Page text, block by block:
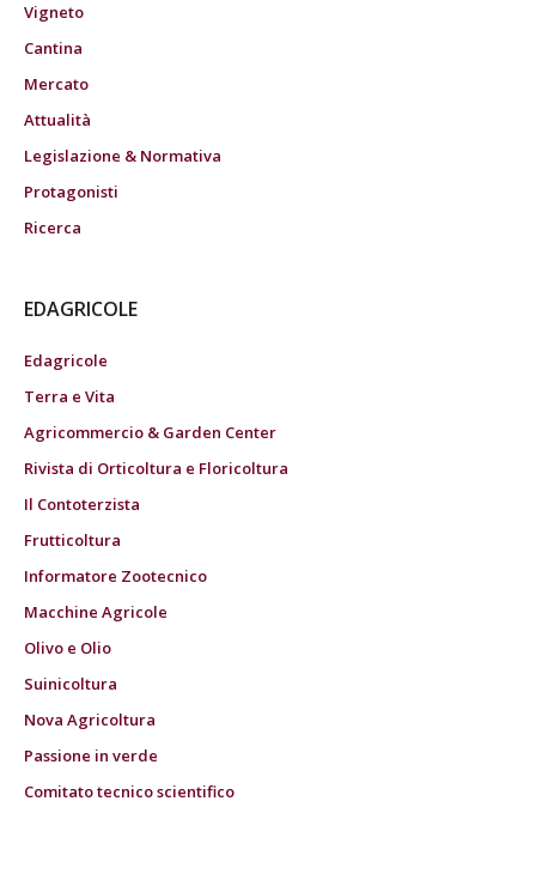
Vigneto
Cantina
Mercato
Attualità
Legislazione & Normativa
Protagonisti
Ricerca
EDAGRICOLE
Edagricole
Terra e Vita
Agricommercio & Garden Center
Rivista di Orticoltura e Floricoltura
Il Contoterzista
Frutticoltura
Informatore Zootecnico
Macchine Agricole
Olivo e Olio
Suinicoltura
Nova Agricoltura
Passione in verde
Comitato tecnico scientifico